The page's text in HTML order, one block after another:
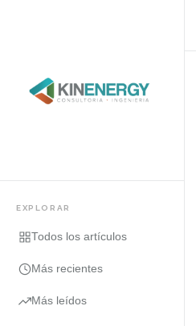
EXPLORAR
Todos los artículos
Más recientes
Más leídos